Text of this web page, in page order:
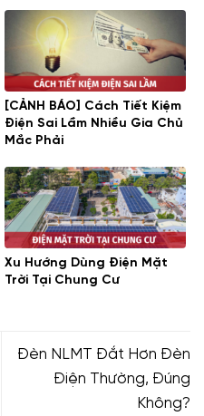
[CẢNH BÁO] Cách Tiết Kiệm
Điện Sai Lầm Nhiều Gia Chủ
Mắc Phải
Xu Hướng Dùng Điện Mặt
Trời Tại Chung Cư
Đèn NLMT Đắt Hơn Đèn
Điện Thường, Đúng
Không?